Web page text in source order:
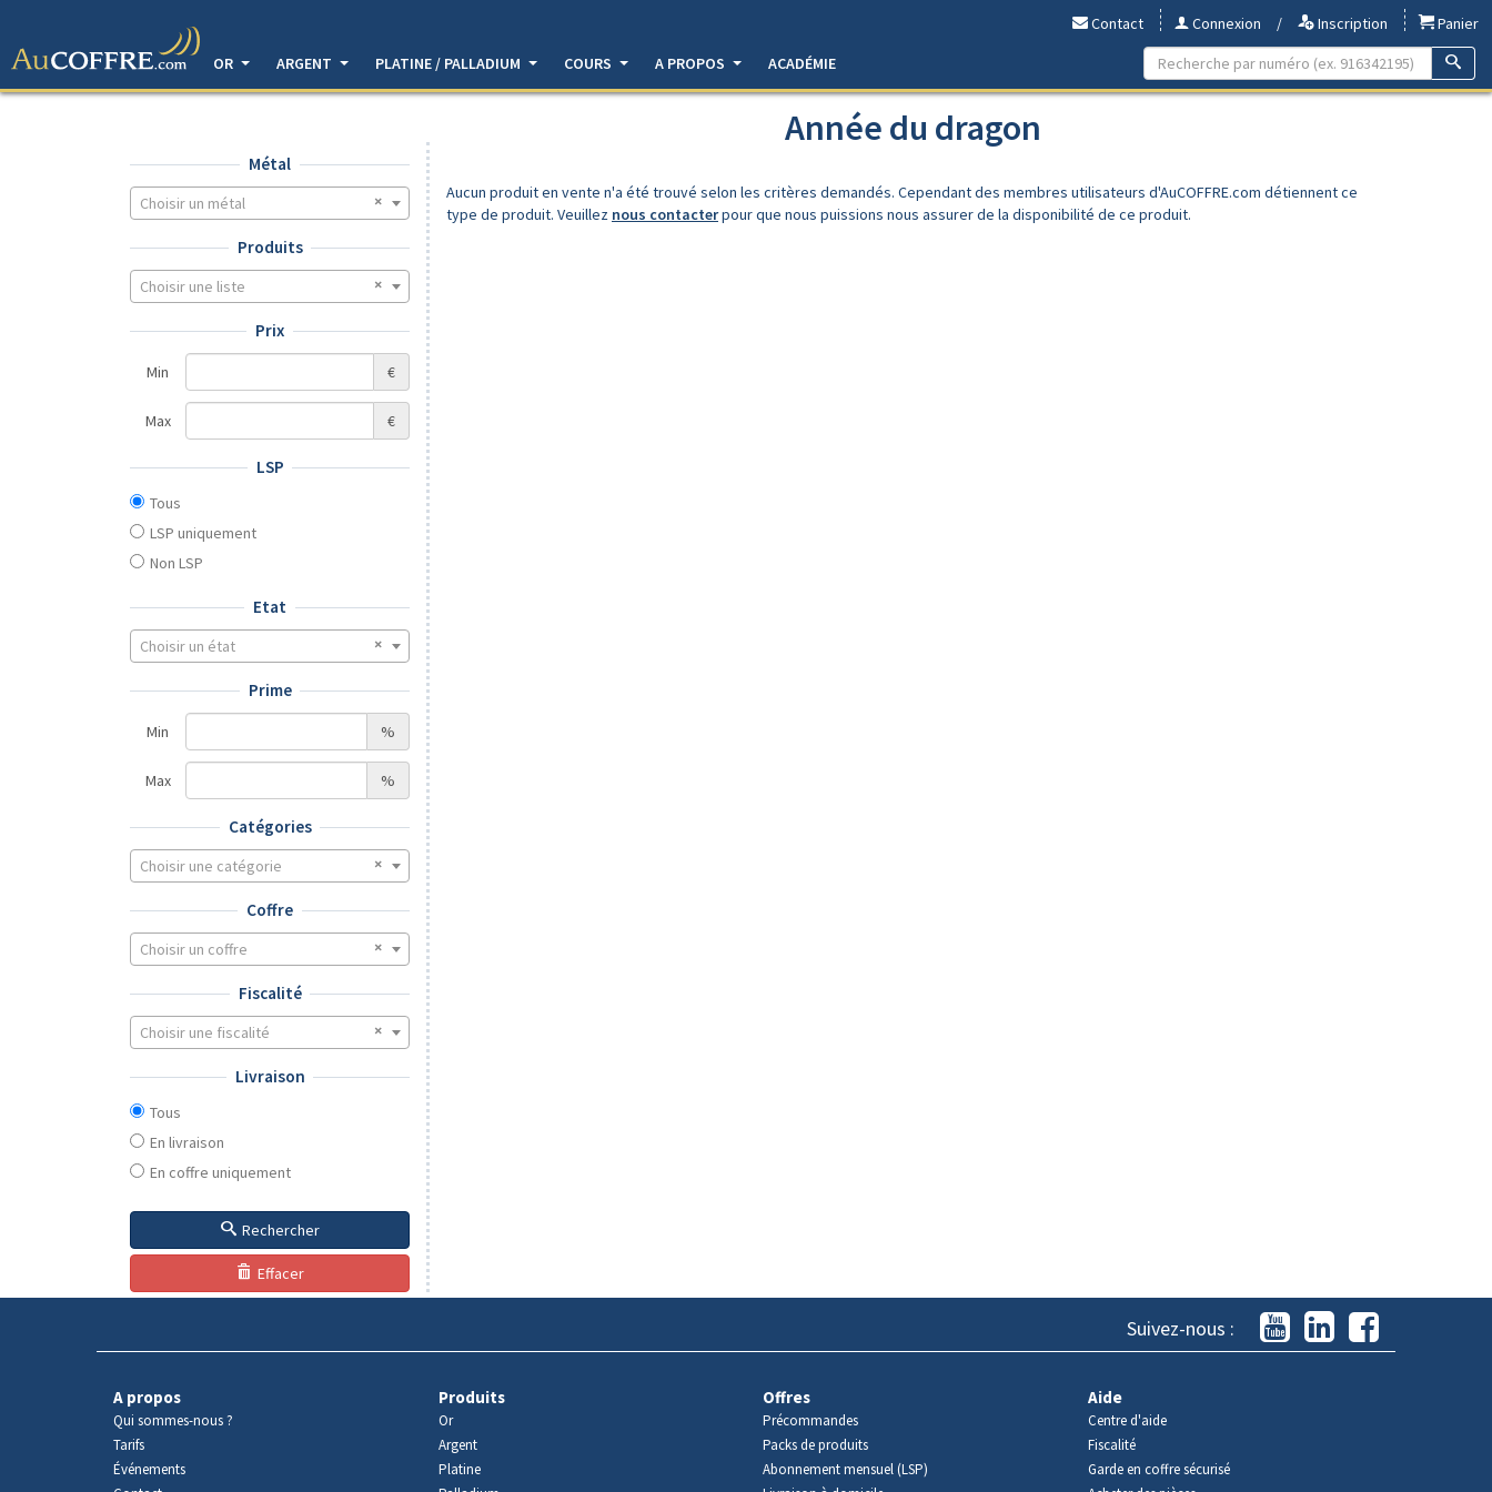
Contact Connexion / Inscription
Panier
OR
ARGENT PLATINE / PALLADIUM COURS A PROPOS ACADÉMIE
Métal
Choisir un métal
Produits
Choisir une liste
Prix
Min €
Max €
LSP
Tous
LSP uniquement
Non LSP
Etat
Choisir un état
Prime
Min %
Max %
Catégories
Choisir une catégorie
Coffre
Choisir un coffre
Fiscalité
Choisir une fiscalité
Livraison
Tous
En livraison
En coffre uniquement
Rechercher
Effacer
Année du dragon
Aucun produit en vente n'a été trouvé selon les critères demandés. Cependant des membres utilisateurs d'AuCOFFRE.com détiennent ce
type de produit. Veuillez nous contacterpour que nous puissions nous assurer de la disponibilité de ce produit.
Suivez-nous :
A propos
Qui sommes-nous ?
Tarifs
Événements
Produits
Or
Argent
Platine
Offres
Précommandes
Packs de produits
Abonnement mensuel (LSP)
Aide
Centre d'aide
Fiscalité
Garde en coffre sécurisé